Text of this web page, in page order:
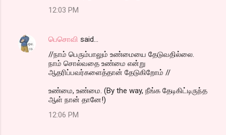
12:03 PM
பெசொவி said…
//நாம் பெரும்பாலும் உண்மையை தேடுவதில்லை.
நாம் சொல்வதை உண்மை என்று
ஆதரிப்பவர்களைத்தான் தேடுகிறோம் //
உண்மை, உண்மை. (By the way, நீங்க தேடிகிட்டிருந்த
ஆள் நான் தானே!)
12:06 PM